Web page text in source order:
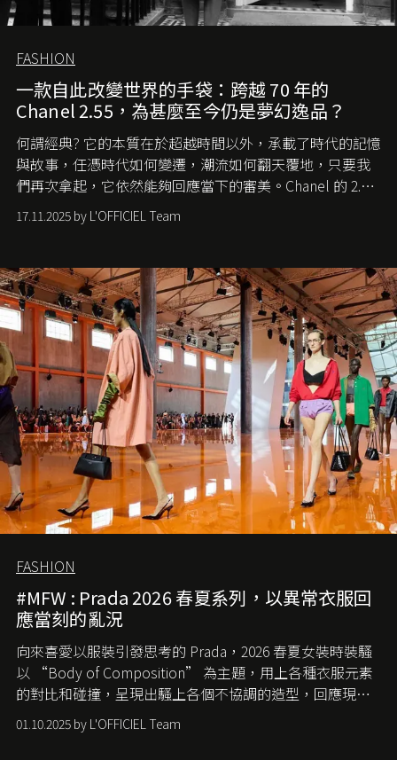
FASHION
一款自此改變世界的手袋：跨越 70 年的
Chanel 2.55，為甚麼至今仍是夢幻逸品？
何謂經典? 它的本質在於超越時間以外，承載了時代的記憶
與故事，任憑時代如何變遷，潮流如何翻天覆地，只要我
們再次拿起，它依然能夠回應當下的審美。Chanel 的 2.55
手袋更是這樣存在，自問世至今，一直有着舉足輕重的地
位。如果說每個女生的第一個夢想手袋是 Chanel，那 2.55
愛它的雋永與優雅。那麼這個手袋是怎麼誕生的呢？又為
甚麼取名叫 2.55 ？今天就由《L'Officiel HK》帶你穿越流金
歲月，回顧 2.55 的誕生故事。
17.11.2025 by L'OFFICIEL Team
FASHION
#MFW : Prada 2026 春夏系列，以異常衣服回
應當刻的亂況
向來喜愛以服裝引發思考的 Prada，2026 春夏女裝時裝騷
以 “Body of Composition” 為主題，用上各種衣服元素
的對比和碰撞，呈現出騷上各個不協調的造型，回應現今
社會各種資訊、文化超載的現象。
01.10.2025 by L'OFFICIEL Team